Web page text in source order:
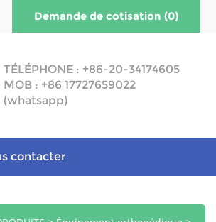
Demande de cotisation (0)
TÉLÉPHONE : +86-20-34174605
MOB : +86 17727659022
(whatsapp)
contacter